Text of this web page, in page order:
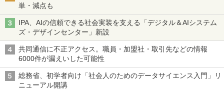
単・減点も
IPA、AIの信頼できる社会実装を支える「デジタル＆AIシステム
ズ・デザインセンター」新設
共同通信に不正アクセス。職員・加盟社・取引先などの情報
6000件が漏えいした可能性
総務省、初学者向け「社会人のためのデータサイエンス入門」リ
ニューアル開講